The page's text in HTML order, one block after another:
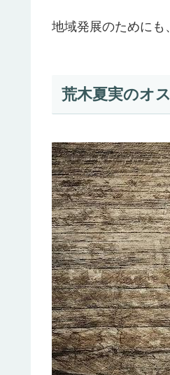
地域発展のためにも
荒木夏実のオ